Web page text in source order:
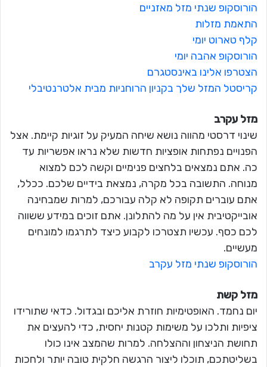
הורוסקופ שנתי מזל מאזניים
התאמת מזלות
קלף טארוט יומי
הורוסקופ אהבה יומי
הצטרפו אלינו באינסטגרם
קריסטל המזל שלך בקניון הרוחניות מבית אלטרנטיבלי
מזל עקרב
שינוי דרסטי מהווה נושא שיחה המעיק על זוגיות קיימת. אצל
הפנויים נפתחות אופציות חדשות שלא נראו אפשריות עד
כה. אתם נמצאים בלחצים פנימיים וקשה לכם למצוא
מנוחה. התשובה בכל מקרה, נמצאת בידיים שלכם. ככלל,
אתם עוברים תקופה לא קלה עבורכם, למרות שמבחינה
אובייקטיבית אין על מה להתלונן. אתם זוכים במידע ששווה
לכם כסף. עכשיו תצטרכו לקבוע כיצד לתרגמו למונחים
מעשיים.
הורוסקופ שנתי מזל עקרב
מזל קשת
יום נחמד. האופטימיות חוזרת אליכם ובגדול. כדאי שתורידו
ציפיות ותלכו על משימות קטנות יחסית, כדי להעצים את
תחושת הניצחון וההצלחה. למרות שהמצב אינו כולו
בשליטתכם, תוכלו ליצור הרגשה חלקית טובה יותר ולחכות